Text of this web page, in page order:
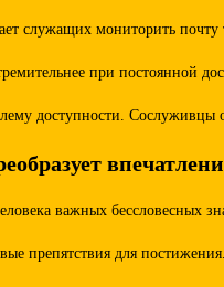
служащих мониторить почту
при постоянной
доступности. Сослуживцы
важных бессловесных
препятствия для